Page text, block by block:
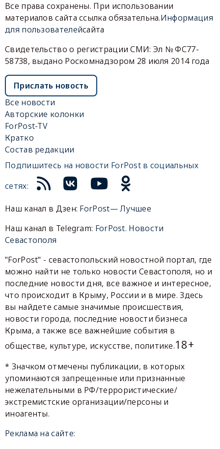
Все права сохранены. При использовании
материалов сайта ссылка обязательна.Информация
для пользователейсайта
Свидетельство о регистрации СМИ: Эл № ФС77-
58738, выдано Роскомнадзором 28 июля 2014 года
Прислать новость
Все новости
Авторские колонки
ForPost-TV
Кратко
Состав редакции
Подпишитесь на новости ForPost в социальных
сетях:
Наш канал в Дзен: ForPost— Лучшее
Наш канал в Telegram: ForPost. Новости
Севастополя
"ForPost" - севастопольский новостной портал, где
можно найти не только новости Севастополя, но и
последние новости дня, все важное и интересное,
что происходит в Крыму, России и в мире. Здесь
вы найдете самые значимые происшествия,
новости города, последние новости бизнеса
Крыма, а также все важнейшие события в
обществе, культуре, искусстве, политике.18+
* Значком отмечены публикации, в которых
упоминаются запрещенные или признанные
нежелательными в РФ/террористические/
экстремистские организации/персоны и
иноагенты.
Реклама на сайте: